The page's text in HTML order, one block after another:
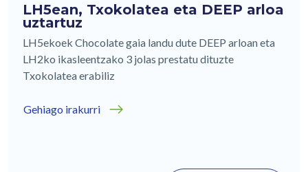
LH5ean, Txokolatea eta DEEP arloa
uztartuz
LH5ekoek Chocolate gaia landu dute DEEP arloan eta
LH2ko ikasleentzako 3 jolas prestatu dituzte
Txokolatea erabiliz
Gehiago irakurri